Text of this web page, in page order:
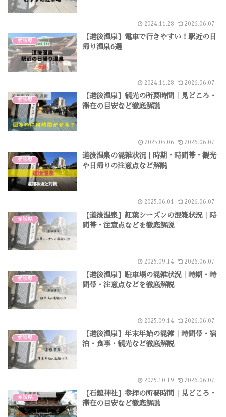
2024.11.28 2026.06.07
愛媛県
【道後温泉】電車で行きやすい！駅近の日
帰り温泉6選
2024.11.28 2026.06.07
愛媛県
【道後温泉】観光の所要時間｜見どころ・
滞在の目安など徹底解説
2025.05.06 2026.06.07
愛媛県
道後温泉の混雑状況｜時期・時間帯・観光
や日帰りの注意点など解説
2025.06.01 2026.06.07
愛媛県
【道後温泉】紅葉シーズンの混雑状況｜時
間帯・注意点などを徹底解説
2025.09.14 2026.06.07
愛媛県
【道後温泉】駐車場の混雑状況｜時期・時
間帯・注意点などを徹底解説
2025.09.14 2026.06.07
愛媛県
【道後温泉】年末年始の混雑｜時間帯・宿
泊・食事・観光など徹底解説
2025.10.19 2026.06.07
愛媛県
【石鎚神社】参拝の所要時間｜見どころ・
滞在の目安など徹底解説